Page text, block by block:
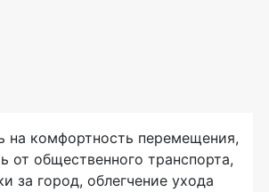
на комфортность перемещения,
от общественного транспорта,
за город, облегчение ухода